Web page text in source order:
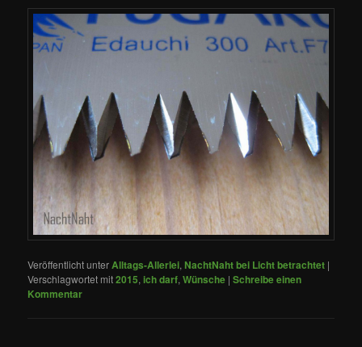
Veröffentlicht unterAlltags-Allerlei,NachtNaht bei Licht betrachtet |
Verschlagwortet mit2015,ich darf,Wünsche |Schreibe einen
Kommentar